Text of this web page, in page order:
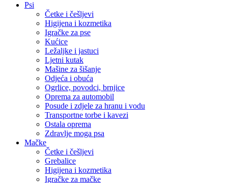
Psi
Četke i češljevi
Higijena i kozmetika
Igračke za pse
Kućice
Ležaljke i jastuci
Ljetni kutak
Mašine za šišanje
Odjeća i obuća
Ogrlice, povodci, brnjice
Oprema za automobil
Posude i zdjele za hranu i vodu
Transportne torbe i kavezi
Ostala oprema
Zdravlje moga psa
Mačke
Četke i češljevi
Grebalice
Higijena i kozmetika
Igračke za mačke